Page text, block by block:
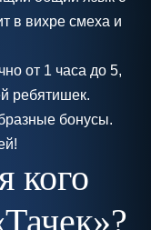
в вихре смеха и
от 1 часа до 5,
ребятишек.
бонусы.
кого